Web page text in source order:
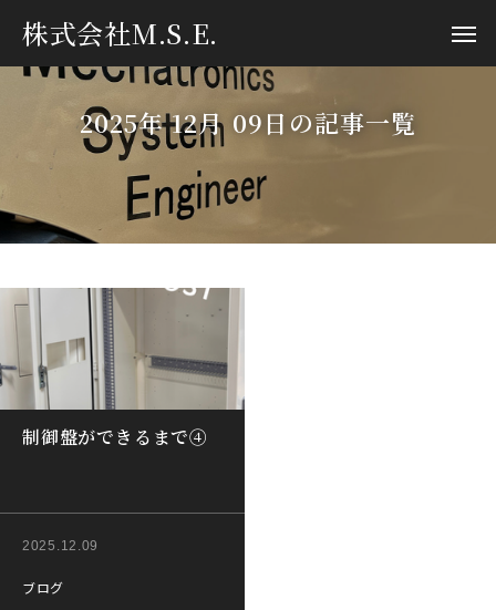
株式会社M.S.E.
2025年 12月 09日の記事一覧
制御盤ができるまで④
2025.12.09
ブログ